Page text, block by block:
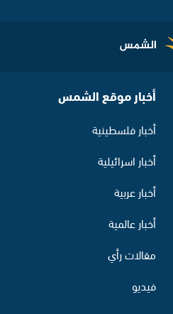
أخبار موقع الشمس
أخبار فلسطينية
أخبار اسرائيلية
أخبار عربية
أخبار عالمية
مقالات رأي
فيديو